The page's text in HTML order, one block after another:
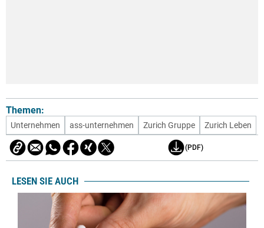
Themen:
Unternehmen ass-unternehmen Zurich Gruppe Zurich Leben
(PDF)
LESEN SIE AUCH